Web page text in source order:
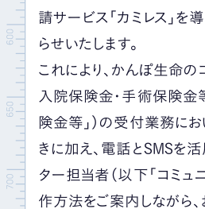
請サービス「カミレス」を
らせいたします。
これにより、かんぽ生命の
入院保険金・手術保険金
険金等」）の受付業務に
きに加え、電話とSMSを活
ター担当者（以下「コミュ
作方法をご案内しながら